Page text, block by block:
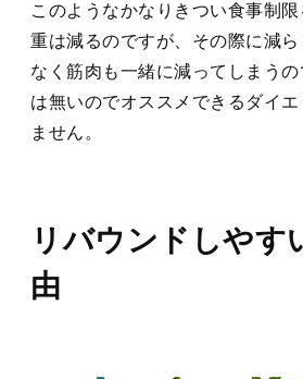
このようなかなりきつい食事制
重は減るのですが、その際に減
なく筋肉も一緒に減ってしまう
は無いのでオススメできるダイ
ません。
リバウンドしやす
由